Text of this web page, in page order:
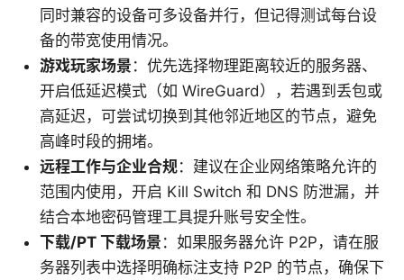
同时兼容的设备可多设备并行，但记得测试每台设
备的带宽使用情况。
游戏玩家场景 ：优先选择物理距离较近的服务器、
开启低延迟模式（如 WireGuard），若遇到丢包或
高延迟，可尝试切换到其他邻近地区的节点，避免
高峰时段的拥堵。
远程工作与企业合规：建议在企业网络策略允许的
范围内使用，开启 Kill Switch 和 DNS 防泄漏，并
结合本地密码管理工具提升账号安全性。
下载/PT 下载场景 ：如果服务器允许 P2P，请在服
务器列表中选择明确标注支持 P2P 的节点，确保下